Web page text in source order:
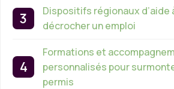
Dispositifs régionaux d’aide
décrocher un emploi
Formations et
personnalisés pour
permis